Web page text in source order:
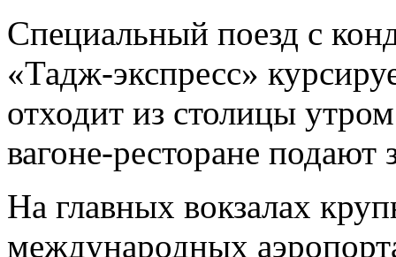
Специальный поезд с
«Тадж-экспресс»
отходит из столицы
вагоне-ресторане
На главных вокзалах
международных